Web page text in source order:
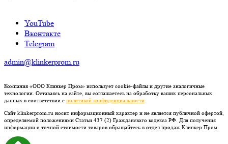
YouTube
Вконтакте
Telegram
admin@klinkerprom.ru
Компания «ООО Клинкер Пром» использует cookie-файлы и другие аналогичные
технологии. Оставаясь на сайте, вы соглашаетесь на обработку ваших персональных
данных в соответствии с политикой конфиденциальности
Сайт klinkerprom.ru носит информационный характер и не является публичной офертой,
определяемой положениями Статьи 437 (2) Гражданского кодекса РФ. Для получения
информации о точной стоимости товаров обращайтесь в отдел продаж Клинкер Пром.